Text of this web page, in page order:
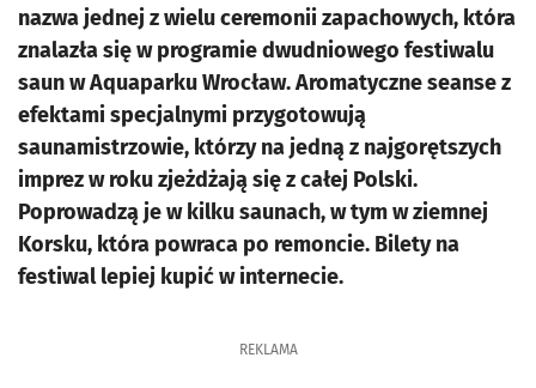
nazwa jednej z wielu ceremonii zapachowych, która
znalazła się w programie dwudniowego festiwalu
saun w Aquaparku Wrocław. Aromatyczne seanse z
efektami specjalnymi przygotowują
saunamistrzowie, którzy na jedną z najgorętszych
imprez w roku zjeżdżają się z całej Polski.
Poprowadzą je w kilku saunach, w tym w ziemnej
Korsku, która powraca po remoncie. Bilety na
festiwal lepiej kupić w internecie.
REKLAMA